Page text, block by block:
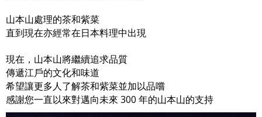
山本山處理的茶和紫菜
直到現在亦經常在日本料理中出現
現在，山本山將繼續追求品質
傳遞江戶的文化和味道
希望讓更多人了解茶和紫菜並加以品嚐
感謝您一直以來對邁向未來 300 年的山本山的支持